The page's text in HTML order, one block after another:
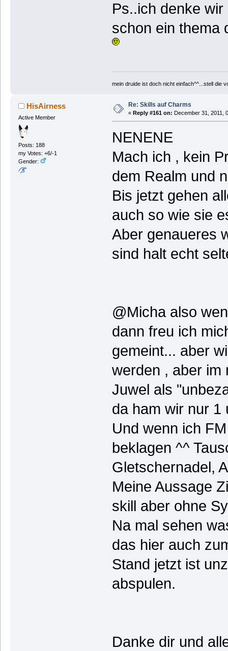
Ps..ich denke
schon ein thema
mein druide ist doch nicht einfach^^...stell die
HisAirness
Active Member
Posts: 188
my Votes: +6/-1
Gender:
Re: Skills auf Charms
« Reply #161 on: December 31, 2011,
NENENE
Mach ich , kein
dem Realm und
Bis jetzt gehen
auch so wie sie
Aber genaueres
sind halt echt
@Micha also
dann freu ich
gemeint... aber
werden , aber im
Juwel als
da ham wir nur 1
Und wenn ich
beklagen ^^
Gletschernadel,
Meine Aussage
skill aber ohne
Na mal sehen
das hier auch
Stand jetzt ist
abspulen.
Danke dir und